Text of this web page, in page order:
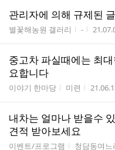
관리자에 의해 규제된
게시판명
별꽃해농원 갤러리 작성자
- 작성
중고차 파실때에는 최
요합니다
게시판명
이야기 한마당 작성자
미련 작성시
내차는 얼마나 받을수
견적 받아보세요
게시판명
이벤트/프로그램 작성자
청담동며느